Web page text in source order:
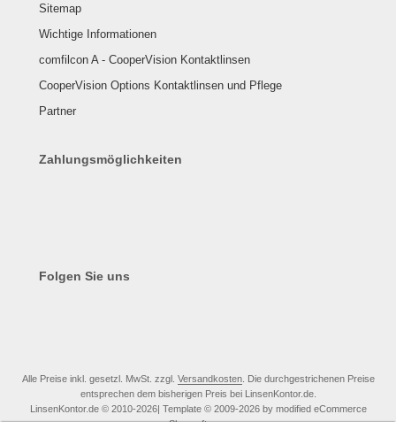
Sitemap
Wichtige Informationen
comfilcon A - CooperVision Kontaktlinsen
CooperVision Options Kontaktlinsen und Pflege
Partner
Zahlungsmöglichkeiten
Folgen Sie uns
Alle Preise inkl. gesetzl. MwSt. zzgl. Versandkosten. Die durchgestrichenen Preise
entsprechen dem bisherigen Preis bei LinsenKontor.de.
LinsenKontor.de © 2010-2026| Template © 2009-2026 by modified eCommerce